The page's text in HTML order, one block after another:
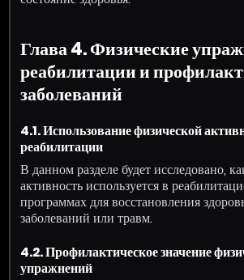
Глава 4. Физические
реабилитации и
заболеваний
4.1. Использование физической
реабилитации
В данном разделе будет исследовано,
активность используется в
программах для восстановления
заболеваний или травм.
4.2. Профилактическое значение
упражнений